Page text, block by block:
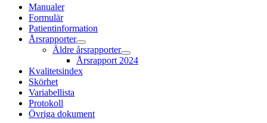
Manualer
Formulär
Patientinformation
Årsrapporter
Äldre årsrapporter
Årsrapport 2024
Kvalitetsindex
Skörhet
Variabellista
Protokoll
Övriga dokument